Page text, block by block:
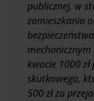
publicznej, w
zamieszkania
kwocie 1000
skutkowego,
500 zł za